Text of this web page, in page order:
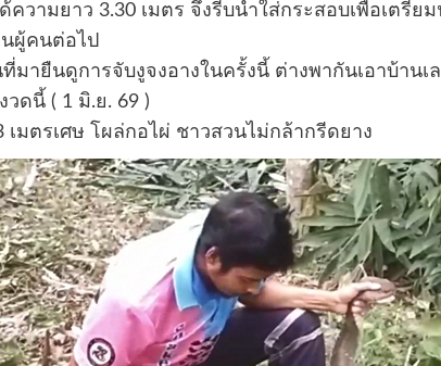
ความยาว 3.30 เมตร จึงรีบนำใส่กระสอบเพื่อเตรี
นผู้คนต่อไป
มายืนดูการจับงูจงอางในครั้งนี้ ต่างพากันเอาบ้านเ
วดนี้ ( 1 มิ.ย. 69 )
เมตรเศษ โผล่กอไผ่ ชาวสวนไม่กล้ากรีดยาง